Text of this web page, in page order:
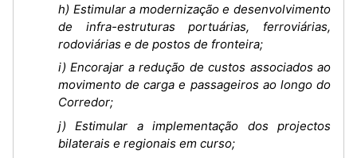
h) Estimular a modernização e desenvolvimento
de infra-estruturas portuárias, ferroviárias,
rodoviárias e de postos de fronteira;
i) Encorajar a redução de custos associados ao
movimento de carga e passageiros ao longo do
Corredor;
j) Estimular a implementação dos projectos
bilaterais e regionais em curso;